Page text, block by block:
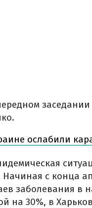
ослабили
с конца
заболевания в
на 30%, в